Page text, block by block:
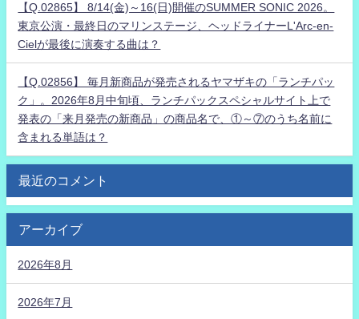
【Q.02865】 8/14(金)～16(日)開催のSUMMER SONIC 2026。
東京公演・最終日のマリンステージ、ヘッドライナーL'Arc-en-
Cielが最後に演奏する曲は？
【Q.02856】 毎月新商品が発売されるヤマザキの「ランチパッ
ク」。2026年8月中旬頃、ランチパックスペシャルサイト上で
発表の「来月発売の新商品」の商品名で、①～⑦のうち名前に
含まれる単語は？
最近のコメント
アーカイブ
2026年8月
2026年7月